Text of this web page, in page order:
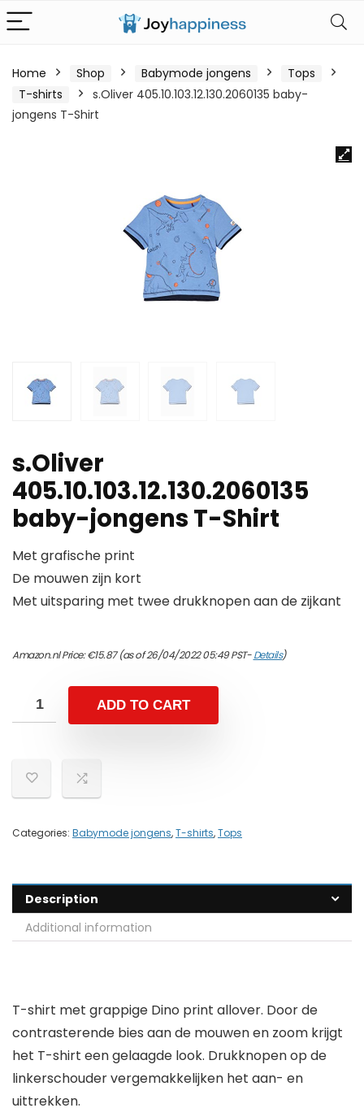
Home Shop Babymode jongens
Tops
T-shirts
s.Oliver 405.10.103.12.130.2060135 baby-
jongens T-Shirt
s.Oliver
405.10.103.12.130.2060135
baby-jongens T-Shirt
Met grafische print
De mouwen zijn kort
Met uitsparing met twee drukknopen aan de zijkant
Amazon.nl Price:€15.87(as of 26/04/2022 05:49 PST-Details)
ADD TO CART
Categories: Babymode jongens,T-shirts,Tops
Description
Additional information
T-shirt met grappige Dino print allover. Door de
contrasterende bies aan de mouwen en zoom krijgt
het T-shirt een gelaagde look. Drukknopen op de
linkerschouder vergemakkelijken het aan- en
uittrekken.